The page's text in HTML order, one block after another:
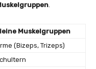
Muskelgruppen
(Bizeps, Trizeps)